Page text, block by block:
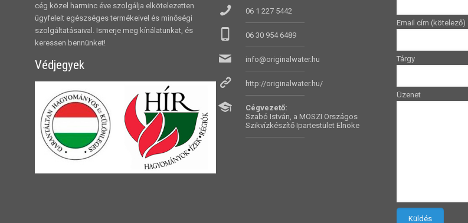
cég közel harminc éve szolgálja elkötelezetten
ügyfeleit egészséges termékeivel és minőségi
szolgáltatásaival. Ismerje meg kínálatunkat, és
keressen bennünket!
Védjegyek
06 1 227 5442
06 30 954 6489
info@originalwater.hu
http://originalwater.hu/
Cégvezető:
Szabó István, a MOSZI Országos
Szikvízkészítő Ipartestület Elnöke
Email cím (kötelező)
Tárgy
Üzenet